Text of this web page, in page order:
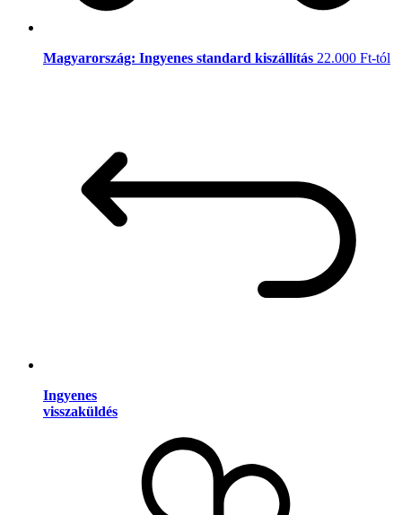
Magyarország: Ingyenes standard kiszállítás 22.000 Ft-tól
Ingyenes
visszaküldés